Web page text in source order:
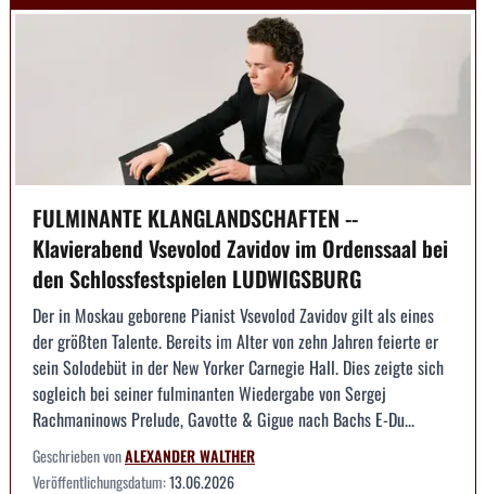
FULMINANTE KLANGLANDSCHAFTEN --
Klavierabend Vsevolod Zavidov im Ordenssaal bei
den Schlossfestspielen LUDWIGSBURG
Der in Moskau geborene Pianist Vsevolod Zavidov gilt als eines
der größten Talente. Bereits im Alter von zehn Jahren feierte er
sein Solodebüt in der New Yorker Carnegie Hall. Dies zeigte sich
sogleich bei seiner fulminanten Wiedergabe von Sergej
Rachmaninows Prelude, Gavotte & Gigue nach Bachs E-Du...
Geschrieben vonALEXANDER WALTHER
Veröffentlichungsdatum:13.06.2026